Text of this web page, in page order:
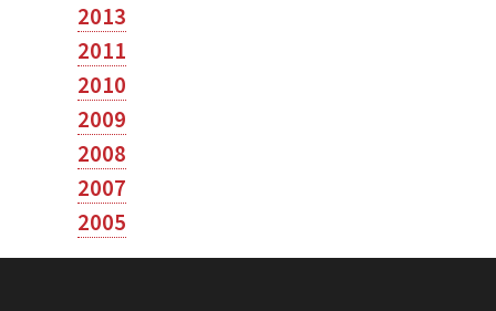
2013
2011
2010
2009
2008
2007
2005